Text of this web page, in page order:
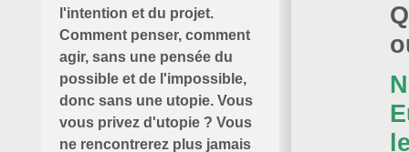
l'intention et du projet.
Comment penser, comment
agir, sans une pensée du
possible et de l'impossible,
donc sans une utopie. Vous
vous privez d'utopie ? Vous
ne rencontrerez plus jamais